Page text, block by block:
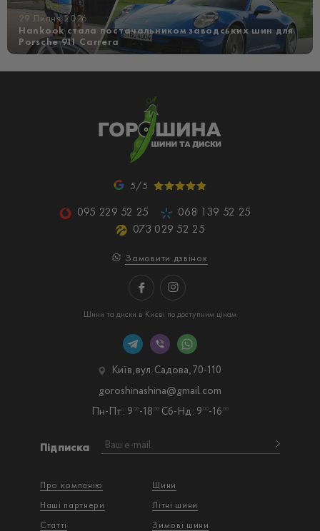
29 Липня 2026
Hankook стала постачальником заводських шин для
Porsche 911 Carrera
5/5
095 229 52 25
068 139 52 25
073 029 52 25
Замовити дзвінок
Шини та диски в Києві по доступним цінам
Про компанію
Наші партнери
Статті
Шини
Літні шини
Зимові шини
Підписка
Київ, вул. Садова, 70-110
Пн-Пт: 9 00-18 00 Сб-Нд: 9 00-16 00
goroshinashina@gmail.com